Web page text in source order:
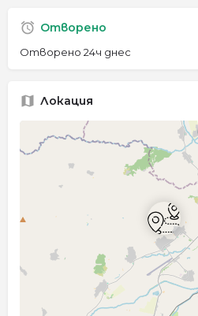
Отворено
Отворено 24ч днес
Локация